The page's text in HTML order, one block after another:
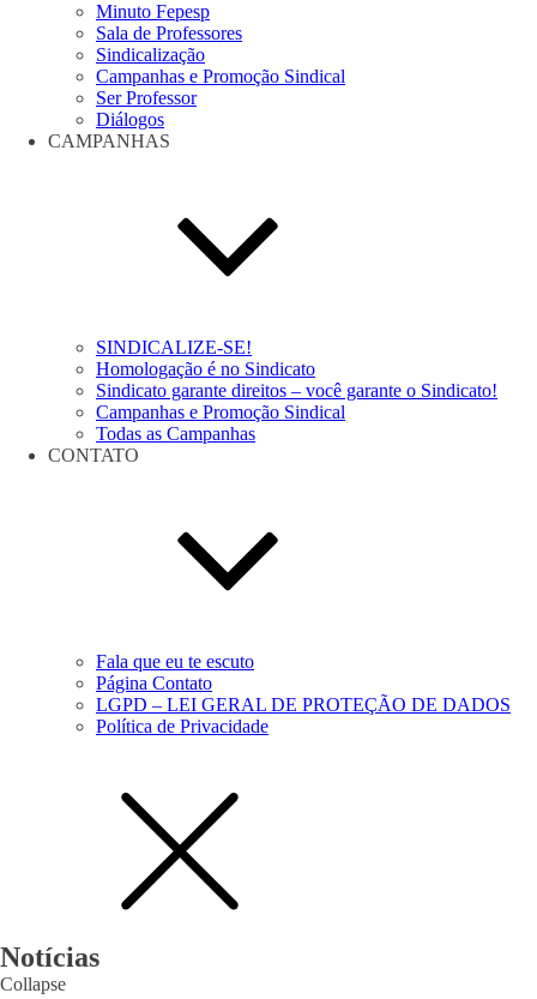
Minuto Fepesp
Sala de Professores
Sindicalização
Campanhas e Promoção Sindical
Ser Professor
Diálogos
CAMPANHAS
SINDICALIZE-SE!
Homologação é no Sindicato
Sindicato garante direitos – você garante o Sindicato!
Campanhas e Promoção Sindical
Todas as Campanhas
CONTATO
Fala que eu te escuto
Página Contato
LGPD – LEI GERAL DE PROTEÇÃO DE DADOS
Política de Privacidade
Notícias
Collapse